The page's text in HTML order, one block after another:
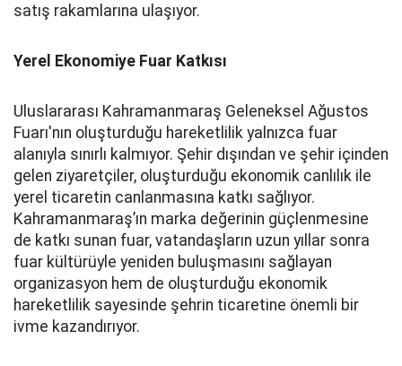
satış rakamlarına ulaşıyor.
Yerel Ekonomiye Fuar Katkısı
Uluslararası Kahramanmaraş Geleneksel Ağustos
Fuarı'nın oluşturduğu hareketlilik yalnızca fuar
alanıyla sınırlı kalmıyor. Şehir dışından ve şehir içinden
gelen ziyaretçiler, oluşturduğu ekonomik canlılık ile
yerel ticaretin canlanmasına katkı sağlıyor.
Kahramanmaraş’ın marka değerinin güçlenmesine
de katkı sunan fuar, vatandaşların uzun yıllar sonra
fuar kültürüyle yeniden buluşmasını sağlayan
organizasyon hem de oluşturduğu ekonomik
hareketlilik sayesinde şehrin ticaretine önemli bir
ivme kazandırıyor.